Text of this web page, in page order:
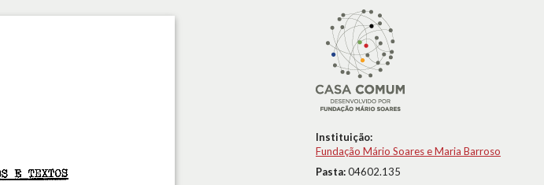
Instituição:
Fundação Mário Soares e Maria Barroso
Pasta:04602.135